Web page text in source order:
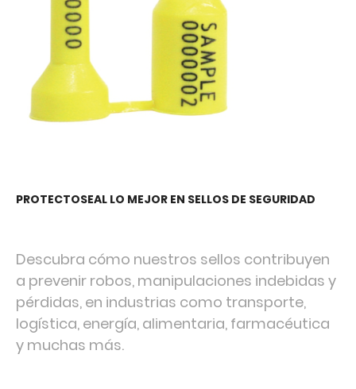
PROTECTOSEAL LO MEJOR EN SELLOS DE SEGURIDAD
Descubra cómo nuestros sellos contribuyen
a prevenir robos, manipulaciones indebidas y
pérdidas, en industrias como transporte,
logística, energía, alimentaria, farmacéutica
y muchas más.